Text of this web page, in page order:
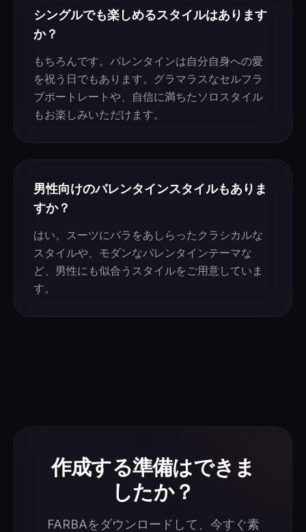
シングルでも楽しめるスタイルはあります
か？
もちろんです。バレンタインは自分自身への愛
を祝う日でもあります。グラマラスなセルフラ
ブポートレートや、自信に満ちたソロスタイル
もお楽しみいただけます。
男性向けのバレンタインスタイルもありま
すか？
はい。スーツにバラをあしらったクラシカルな
スタイルや、モダンなバレンタインテーマな
ど、男性にも似合うスタイルをご用意していま
す。
作成する準備はできま
したか？
FARBAをダウンロードして、今すぐ素